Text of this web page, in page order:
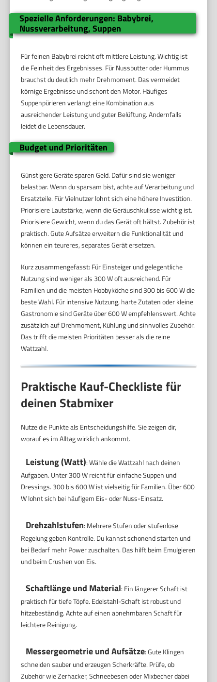
Spezielle Anforderungen: Babybrei,
Nussverarbeitung, Suppen
Für feinen Babybrei reicht oft mittlere Leistung. Wichtig ist
die Feinheit des Ergebnisses. Für Nussbutter oder Hummus
brauchst du deutlich mehr Drehmoment. Das vermeidet
körnige Ergebnisse und schont den Motor. Häufiges
Suppenpürieren verlangt eine Kombination aus
ausreichender Leistung und guter Belüftung. Andernfalls
leidet die Lebensdauer.
Budget und Prioritäten
Günstigere Geräte sparen Geld. Dafür sind sie weniger
belastbar. Wenn du sparsam bist, achte auf Verarbeitung und
Ersatzteile. Für Vielnutzer lohnt sich eine höhere Investition.
Priorisiere Lautstärke, wenn die Geräuschkulisse wichtig ist.
Priorisiere Gewicht, wenn du das Gerät oft hältst. Zubehör ist
praktisch. Gute Aufsätze erweitern die Funktionalität und
können ein teureres, separates Gerät ersetzen.
Kurz zusammengefasst: Für Einsteiger und gelegentliche
Nutzung sind weniger als 300 W oft ausreichend. Für
Familien und die meisten Hobbyköche sind 300 bis 600 W die
beste Wahl. Für intensive Nutzung, harte Zutaten oder kleine
Gastronomie sind Geräte über 600 W empfehlenswert. Achte
zusätzlich auf Drehmoment, Kühlung und sinnvolles Zubehör.
Das trifft die meisten Prioritäten besser als die reine
Wattzahl.
Praktische Kauf-Checkliste für
deinen Stabmixer
Nutze die Punkte als Entscheidungshilfe. Sie zeigen dir,
worauf es im Alltag wirklich ankommt.
Leistung (Watt): Wähle die Wattzahl nach deinen
Aufgaben. Unter 300 W reicht für einfache Suppen und
Dressings. 300 bis 600 W ist vielseitig für Familien. Über 600
W lohnt sich bei häufigem Eis- oder Nuss-Einsatz.
Drehzahlstufen: Mehrere Stufen oder stufenlose
Regelung geben Kontrolle. Du kannst schonend starten und
bei Bedarf mehr Power zuschalten. Das hilft beim Emulgieren
und beim Crushen von Eis.
Schaftlänge und Material: Ein längerer Schaft ist
praktisch für tiefe Töpfe. Edelstahl-Schaft ist robust und
hitzebeständig. Achte auf einen abnehmbaren Schaft für
leichtere Reinigung.
Messergeometrie und Aufsätze: Gute Klingen
schneiden sauber und erzeugen Scherkräfte. Prüfe, ob
Zubehör wie Zerhacker, Schneebesen oder Mixbecher dabei